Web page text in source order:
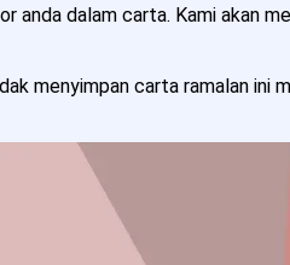
anda dalam carta. Kami akan
menyimpan carta ramalan ini